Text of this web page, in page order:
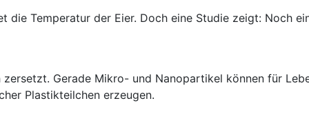
Temperatur der Eier. Doch eine Studie zeigt: Noch
Gerade Mikro- und Nanopartikel können für
Plastikteilchen erzeugen.